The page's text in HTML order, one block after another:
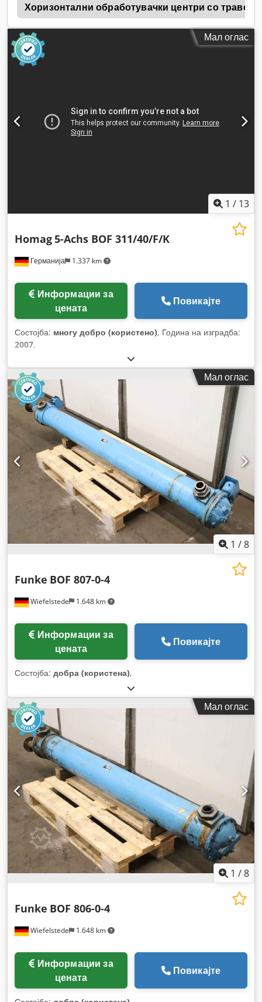
Хоризонтални обработувачки центри со
Мал оглас
1 / 13
Германија 1.337 km
Homag5-Achs BOF 311/40/F/K
цената
Повикајте
Состојба: многу добро (користено), Година на изградба:
2007,
Мал оглас
1 /8
Wiefelstede 1.648 km
Funke BOF 807-0-4
цената
Повикајте
Состојба: добра (користена),
Мал оглас
1 /8
Wiefelstede 1.648 km
Funke BOF 806-0-4
цената
Повикајте